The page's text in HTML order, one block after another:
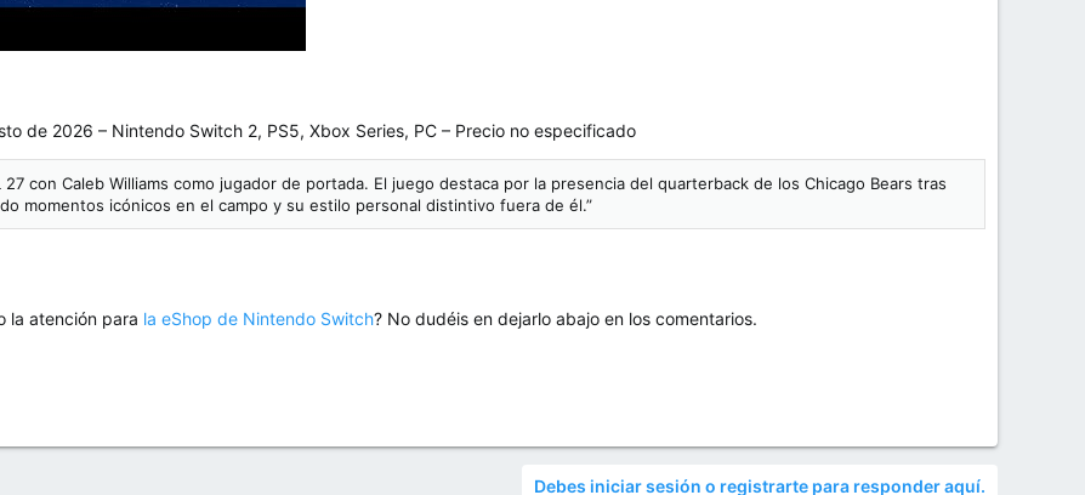
de 2026 – Nintendo Switch 2, PS5, Xbox Series, PC – Precio no especificado
27 con Caleb Williams como jugador de portada. El juego destaca por la presencia del quarterback de los Chicago Bears tras
momentos icónicos en el campo y su estilo personal distintivo fuera de él.”
la atención para la eShop de Nintendo Switch? No dudéis en dejarlo abajo en los comentarios.
Debes iniciar sesión o registrarte para responder aquí.